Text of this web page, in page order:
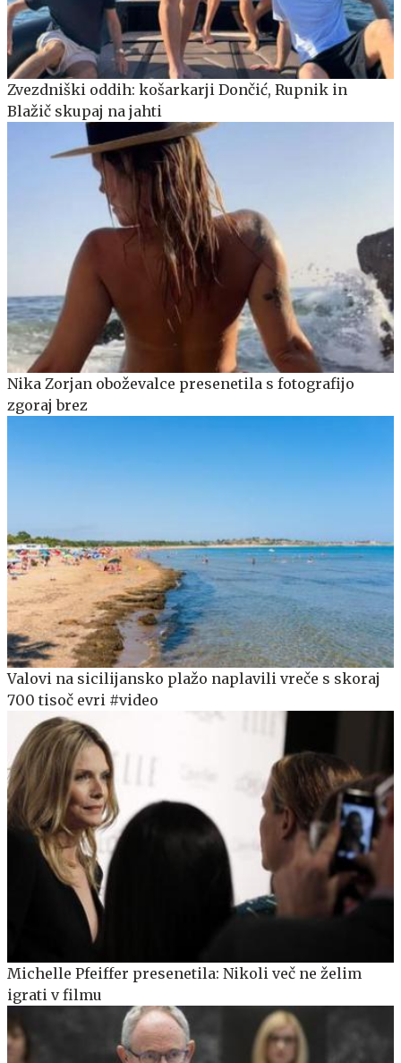
Zvezdniški oddih: košarkarji Dončić, Rupnik in
Blažič skupaj na jahti
Nika Zorjan oboževalce presenetila s fotografijo
zgoraj brez
Valovi na sicilijansko plažo naplavili vreče s skoraj
700 tisoč evri #video
Michelle Pfeiffer presenetila: Nikoli več ne želim
igrati v filmu